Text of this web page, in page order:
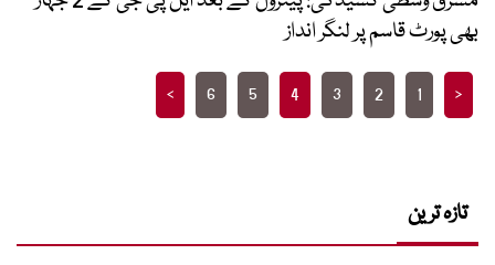
بھی پورٹ قاسم پر لنگر انداز
Posts
pagination
<
1
2
3
4
5
6
>
تازہ ترین